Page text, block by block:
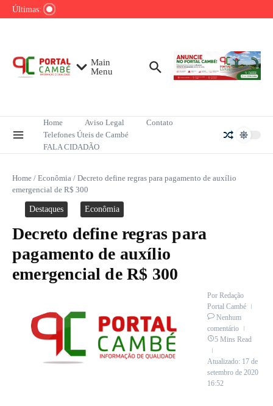
Ir para o conteúdo
Últimas:
Mega-Sena sorteia R$ 165 milhões neste
sobre redução do desmatamento na Amazônia
Main
Menu
Home Aviso Legal
Contato
Telefones Úteis de Cambé
FALA CIDADÃO
Home / Econômia / Decreto define regras para pagamento de auxílio
emergencial de R$ 300
Destaques Econômia
Decreto define regras para
pagamento de auxílio
emergencial de R$ 300
Por Redação
Portal Cambé
Nenhum
comentário
5 Mins Read
Atualizado: 17 de
setembro de 2020
16:52